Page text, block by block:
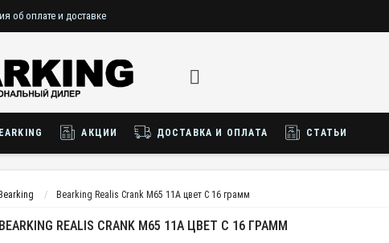
об оплате и доставке
АКЦИИ ДОСТАВКА И ОПЛАТА СТАТЬИ
Bearking Realis Crank M65 11A цвет C 16 грамм
BEARKING REALIS CRANK M65 11A ЦВЕТ C 16 ГРАММ